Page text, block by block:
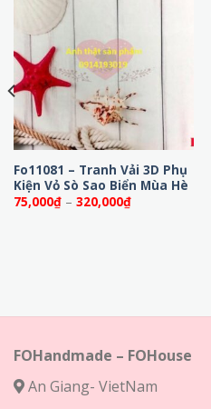
Fo11081 – Tranh Vải 3D Phụ
Kiện Vỏ Sò Sao Biển Mùa Hè
75,000₫ – 320,000₫Khoảng
giá:
FOHandmade – FOHouse
An Giang- VietNam